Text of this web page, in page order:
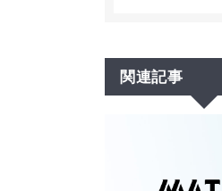
関連記事